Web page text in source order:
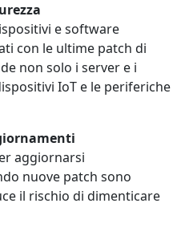
e software
con le ultime patch di
non solo i server e i
IoT e le periferiche
aggiornarsi
nuove patch sono
il rischio di dimenticare